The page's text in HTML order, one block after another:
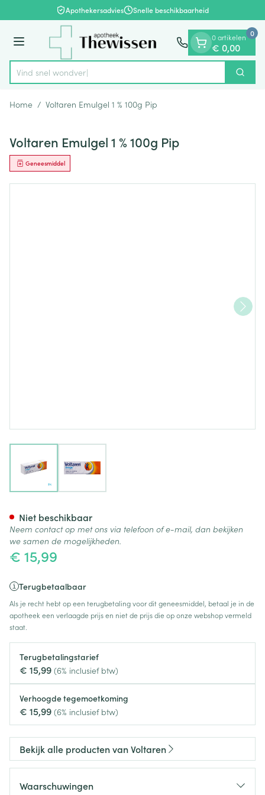
Ga naar de inhoudApothekersadvies Snelle beschikbaarheid
Menu
Product, merk, categorie...
Vind snel Zoek
0 artikelen
€ 0,00
0
Home / Voltaren Emulgel 1 % 100g Pip
Voltaren Emulgel 1 % 100g Pip
Geneesmiddel
€ 15,99
Terugbetaalbaar
Als je recht hebt op een terugbetaling voor dit geneesmiddel, betaal je in de
apotheek een verlaagde prijs en niet de prijs die op onze webshop vermeld
staat.
Terugbetalingstarief
€ 15,99 (6% inclusief btw)
Verhoogde tegemoetkoming
€ 15,99 (6% inclusief btw)
Niet beschikbaar
Neem contact op met ons via telefoon of e-mail, dan bekijken
we samen de mogelijkheden.
Bekijk alle producten van Voltaren
Waarschuwingen